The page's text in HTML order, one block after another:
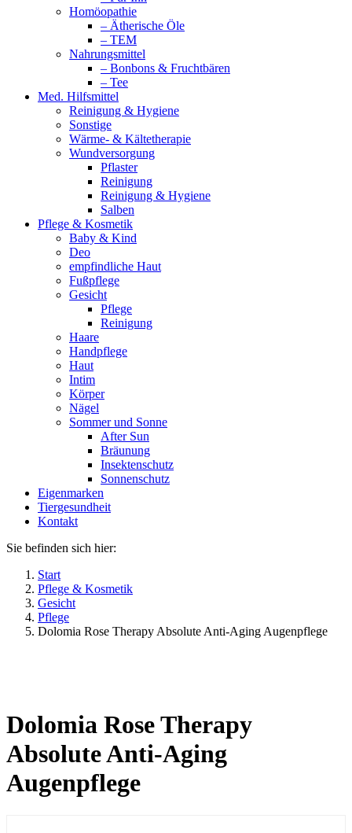
Homöopathie
– Ätherische Öle
– TEM
Nahrungsmittel
– Bonbons & Fruchtbären
– Tee
Med. Hilfsmittel
Reinigung & Hygiene
Sonstige
Wärme- & Kältetherapie
Wundversorgung
Pflaster
Reinigung
Reinigung & Hygiene
Salben
Pflege & Kosmetik
Baby & Kind
Deo
empfindliche Haut
Fußpflege
Gesicht
Pflege
Reinigung
Haare
Handpflege
Haut
Intim
Körper
Nägel
Sommer und Sonne
After Sun
Bräunung
Insektenschutz
Sonnenschutz
Eigenmarken
Tiergesundheit
Kontakt
Sie befinden sich hier:
Start
Pflege & Kosmetik
Gesicht
Pflege
Dolomia Rose Therapy Absolute Anti-Aging Augenpflege
Dolomia Rose Therapy
Absolute Anti-Aging
Augenpflege